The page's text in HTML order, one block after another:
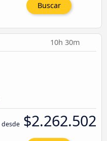
Buscar
10h 30m
desde $2.262.502